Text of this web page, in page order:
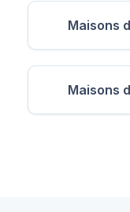
Maisons
Maisons